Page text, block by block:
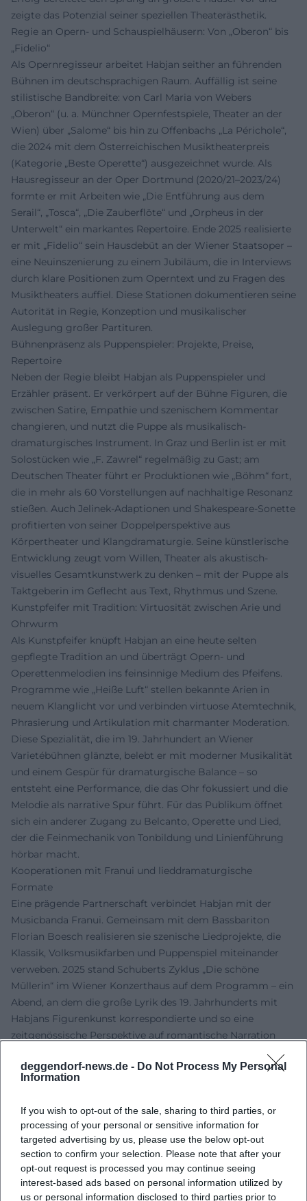
deggendorf-news.de - Do Not Process My Personal
Information
If you wish to opt-out of the sale, sharing to third parties, or
processing of your personal or sensitive information for
targeted advertising by us, please use the below opt-out
section to confirm your selection. Please note that after your
opt-out request is processed you may continue seeing
interest-based ads based on personal information utilized by
us or personal information disclosed to third parties prior to
zeigte das Potenzial seiner speziellen Theaterästhetik.
Regie an Opern- und Schauspielhäusern: Von „Oberon“ bis
„Fidelio“
Als Opernregisseur arbeitet Habjan seither an führenden
Bühnen im deutschsprachigen Raum. Auffällig ist seine
stilistische Bandbreite: von Carl Maria von Webers
„Oberon“ (u. a. Münchner Opernfestspiele, Theater an der
Wien) über „Salome“ bis hin zu Offenbachs „La Périchole“,
die 2024 mit dem Österreichischen Musiktheaterpreis
(Kategorie „Beste Operette“) ausgezeichnet wurde. Als
Hausregisseur an der Oper Dortmund (2020/21–2023/24)
formte er mit Arbeiten wie „Die Entführung aus dem
Serail“, „Tosca“, „Die Zauberflöte“ und „Orpheus in der
Unterwelt“ ein markantes Repertoire. Ende 2025 realisierte
er mit „Fidelio“ sein Hausdebüt an der Wiener Staatsoper –
eine Neuinszenierung zu einem Jubiläum, die in Interviews
durch klare Positionen zum Operntext und zu Fragen des
Musiktheaters auffiel. Diese Stationen dokumentieren seine
Autorität in Regie, Konzeption und musikalischer
Auslegung großer Partituren.
Bühnenpräsenz als Puppenspieler: Projekte, Preise,
Repertoire
Neben der Regie bleibt Habjan als Puppenspieler und
Erzähler präsent. Er verkörpert auf der Bühne Figuren, die
zwischen Satire, Empathie und szenischem Kommentar
changieren, und nutzt die Puppe als musikalisch-
dramaturgisches Instrument. In Graz und Berlin ist er mit
Solostücken wie „F. Zawrel“ regelmäßig zu Gast; am
Deutschen Theater führt er Produktionen wie „Böhm“ fort,
die in mehr als 60 Vorstellungen auf nachhaltige Resonanz
stießen. Auch Jelinek-Adaptionen und Shakespeare-Sonette
profitierten von seiner Doppelperspektive aus
Körpertheater und Klangdramaturgie. Seine künstlerische
Entwicklung zeugt vom Willen, Theater als akustisch-
visuelles Gesamtkunstwerk zu denken – mit der Puppe als
Taktgeberin im Geflecht aus Text, Rhythmus und Szene.
Kunstpfeifer mit Tradition: Virtuosität zwischen Arie und
Ohrwurm
Als Kunstpfeifer knüpft Habjan an eine heute selten
gepflegte Tradition an und überträgt Opern- und
Operettenmelodien ins feinsinnige Medium des Pfeifens.
Programme wie „Heiße Luft“ stellen bekannte Arien in
neuem Klanglicht vor und verbinden virtuose Atemtechnik,
Phrasierung und Artikulation mit charmanter Moderation.
Diese Spezialität, die im 19. Jahrhundert an Wiener
Varietébühnen glänzte, belebt er mit moderner Musikalität
und einem Gespür für dramaturgische Balance – so
entsteht eine Performance, die das Ohr fokussiert und die
Melodie als narrative Spur führt. Für das Publikum öffnet
sich ein anderer Zugang zu Belcanto, Operette und Lied,
der die Feinmechanik von Tonbildung und Linienführung
hörbar macht.
Kooperationen mit Franui und lieddramaturgische
Formate
Eine prägende Partnerschaft verbindet Habjan mit der
Musicbanda Franui. Gemeinsam mit dem Bassbariton
Florian Boesch realisieren sie szenische Liedprojekte, die
Klassik, Volksmusikfarben und Puppenspiel miteinander
verweben. 2025 stand Schuberts Zyklus „Die schöne
Müllerin“ im Wiener Konzerthaus auf dem Programm – ein
Abend, an dem die große Lyrik des 19. Jahrhunderts mit
Habjans Figurenkunst korrespondierte und so eine
zeitgenössische Perspektive auf romantische Narration
eröffnete. Die lieddramaturgische Durchdringung, das
Ensemblearrangement zwischen Tuba, Hackbrett und
Harfe sowie der Einsatz lebensgroßer Puppen zeigen seine
hinaus bis ins Kunstlied reicht.
Diskographie: „Kreisler-Lieder“ mit Franui
Auch auf Tonträgern ist Habjan präsent. 2022 erschien bei
col legno das Album „Kreisler-Lieder“ mit der Musicbanda
Franui. Die Aufnahme versteht sich als Hommage an